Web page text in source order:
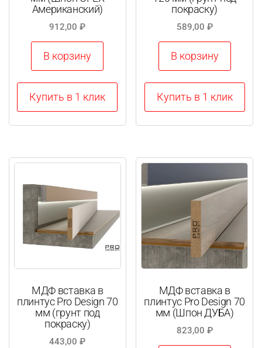
Американский)
912,00₽
В корзину
Купить в 1 клик
покраску)
589,00 ₽
В корзину
Купить в 1 клик
МДФ вставка в
плинтус Pro Design 70
мм (грунт под
покраску)
443,00₽
МДФ вставка в
плинтус Pro Design 70
мм (Шпон ДУБА)
823,00 ₽